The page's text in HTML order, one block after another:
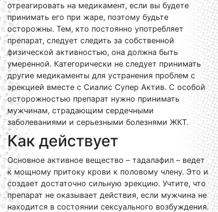
отреагировать на медикамент, если вы будете
принимать его при жаре, поэтому будьте
осторожны. Тем, кто постоянно употребляет
препарат, следует следить за собственной
физической активностью, она должна быть
умеренной. Категорически не следует принимать
другие медикаменты для устранения проблем с
эрекцией вместе с Сиалис Супер Актив. С особой
осторожностью препарат нужно принимать
мужчинам, страдающим сердечными
заболеваниями и серьезными болезнями ЖКТ.
Как действует
Основное активное вещество – тадалафил – ведет
к мощному притоку крови к половому члену. Это и
создает достаточно сильную эрекцию. Учтите, что
препарат не оказывает действия, если мужчина не
находится в состоянии сексуального возбуждения.